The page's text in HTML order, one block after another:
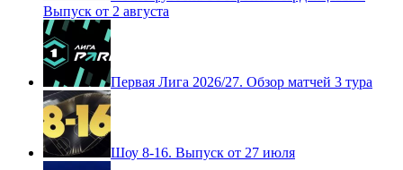
Выпуск от 2 августа
Первая Лига 2026/27. Обзор матчей 3 тура
Шоу 8-16. Выпуск от 27 июля